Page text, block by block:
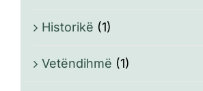
Historikë (1)
Vetëndihmë (1)